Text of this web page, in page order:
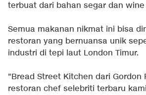
terbuat dari bahan segar dan
Semua makanan nikmat ini bisa
restoran yang bernuansa unik
industri di tepi laut London Timur.
"Bread Street Kitchen dari Gordon
restoran chef selebriti terbaru